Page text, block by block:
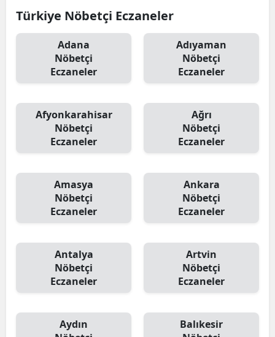
Türkiye Nöbetçi Eczaneler
Adana
Nöbetçi
Eczaneler
Adıyaman
Nöbetçi
Eczaneler
Afyonkarahisar
Nöbetçi
Eczaneler
Ağrı
Nöbetçi
Eczaneler
Amasya
Nöbetçi
Eczaneler
Ankara
Nöbetçi
Eczaneler
Antalya
Nöbetçi
Eczaneler
Artvin
Nöbetçi
Eczaneler
Aydın
Balıkesir